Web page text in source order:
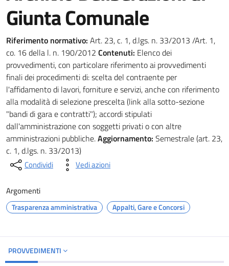
Giunta Comunale
Riferimento normativo: Art. 23, c. 1, d.lgs. n. 33/2013 /Art. 1,
co. 16 della l. n. 190/2012 Contenuti: Elenco dei
provvedimenti, con particolare riferimento ai provvedimenti
finali dei procedimenti di: scelta del contraente per
l'affidamento di lavori, forniture e servizi, anche con riferimento
alla modalità di selezione prescelta (link alla sotto-sezione
"bandi di gara e contratti"); accordi stipulati
dall'amministrazione con soggetti privati o con altre
amministrazioni pubbliche.Aggiornamento: Semestrale (art. 23,
c. 1, d.lgs. n. 33/2013)
Condividi Vedi azioni
Argomenti
Trasparenza amministrativa Appalti, Gare e Concorsi
PROVVEDIMENTI